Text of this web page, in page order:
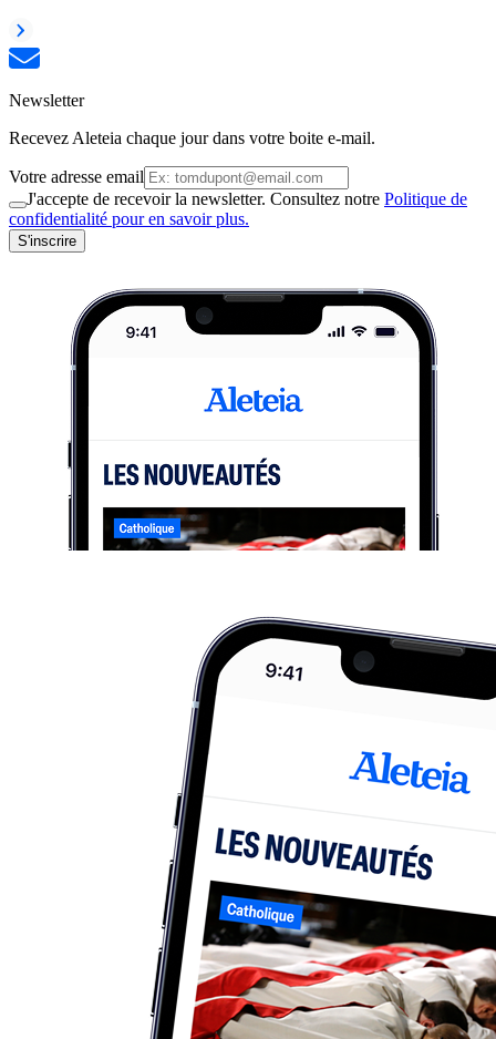
Newsletter
Recevez Aleteia chaque jour dans votre boite e-mail.
Votre adresse email
J'accepte de recevoir la newsletter. Consultez notre Politique de
confidentialité pour en savoir plus.
S'inscrire